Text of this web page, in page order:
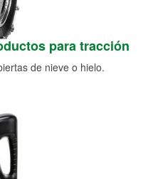
para tracción
de nieve o hielo.